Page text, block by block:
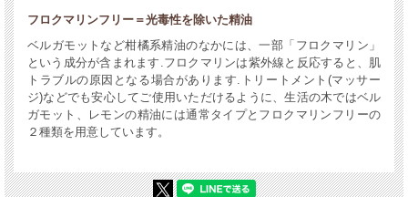
フロクマリンフリー＝光毒性を除いた精油
ベルガモットなど柑橘系精油のなかには、一部「フロクマリン」
という成分が含まれます.フロクマリンは紫外線と反応すると、肌
トラブルの原因となる場合があります.トリートメント(マッサー
ジ)などでも安心してご使用いただけるように、生活の木ではベル
ガモット、レモンの精油には通常タイプとフロクマリンフリーの
２種類を用意しています。